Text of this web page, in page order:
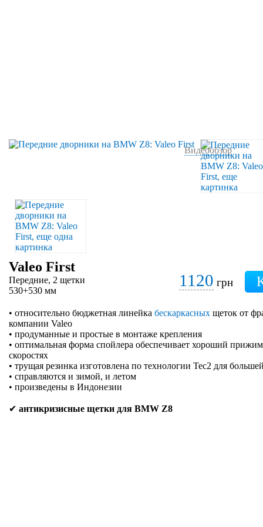
Видеообзор
Valeo First
Передние, 2 щетки
530+530 мм
1120 грн
• относительно бюджетная линейка бескаркасных щеток от
компании Valeo
• продуманные и простые в монтаже крепления
• оптимальная форма спойлера обеспечивает хороший прижим
скоростях
• трущая резинка изготовлена по технологии Tec2 для
• справляются и зимой, и летом
• произведены в Индонезии
✔ антикризисные щетки для BMW Z8